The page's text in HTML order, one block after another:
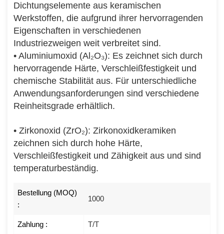
Dichtungselemente aus keramischen
Werkstoffen, die aufgrund ihrer hervorragenden
Eigenschaften in verschiedenen
Industriezweigen weit verbreitet sind.
• Aluminiumoxid (Al₂O₃): Es zeichnet sich durch
hervorragende Härte, Verschleißfestigkeit und
chemische Stabilität aus. Für unterschiedliche
Anwendungsanforderungen sind verschiedene
Reinheitsgrade erhältlich.
• Zirkonoxid (ZrO₂): Zirkonoxidkeramiken
zeichnen sich durch hohe Härte,
Verschleißfestigkeit und Zähigkeit aus und sind
temperaturbeständig.
Bestellung (MOQ)
:
1000
Zahlung : T/T